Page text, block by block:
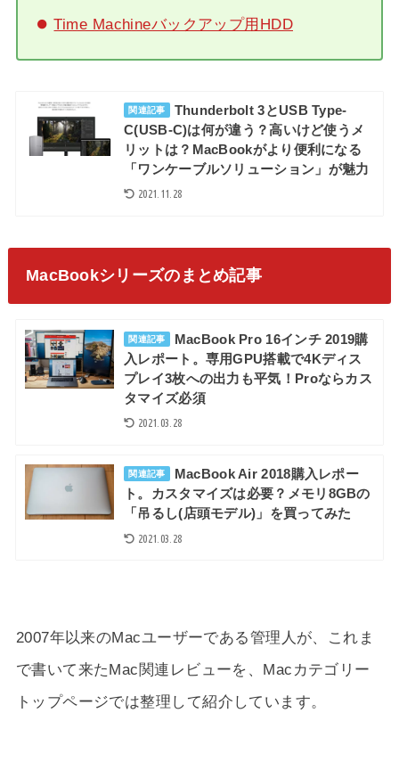
Time Machineバックアップ用HDD
関連記事
Thunderbolt 3とUSB Type-
C(USB-C)は何が違う？高いけど使うメ
リットは？MacBookがより便利になる
「ワンケーブルソリューション」が魅力
2021.11.28
MacBookシリーズのまとめ記事
関連記事
MacBook Pro 16インチ 2019購
入レポート。専用GPU搭載で4Kディス
プレイ3枚への出力も平気！Proならカス
タマイズ必須
2021.03.28
関連記事
MacBook Air 2018購入レポー
ト。カスタマイズは必要？メモリ8GBの
「吊るし(店頭モデル)」を買ってみた
2021.03.28
2007年以来のMacユーザーである管理人が、これま
で書いて来たMac関連レビューを、Macカテゴリー
トップページでは整理して紹介しています。